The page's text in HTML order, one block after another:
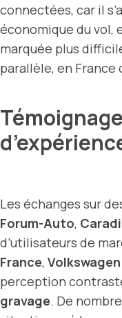
connectées, car il
économique du vol,
marquée plus
parallèle, en France
Les échanges sur
Forum-Auto,
d’utilisateurs de
France,
perception
gravage. De